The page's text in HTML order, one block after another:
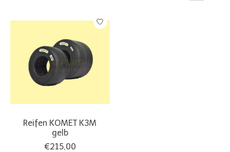
Reifen KOMET K3M
gelb
€215,00